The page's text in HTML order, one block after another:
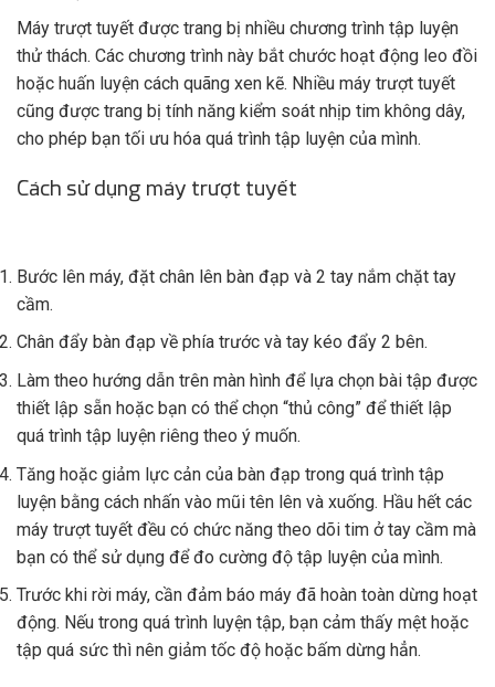
Máy trượt tuyết được trang bị nhiều chương trình tập luyện
thử thách. Các chương trình này bắt chước hoạt động leo đồi
hoặc huấn luyện cách quãng xen kẽ. Nhiều máy trượt tuyết
cũng được trang bị tính năng kiểm soát nhịp tim không dây,
cho phép bạn tối ưu hóa quá trình tập luyện của mình.
Cách sử dụng máy trượt tuyết
Bước lên máy, đặt chân lên bàn đạp và 2 tay nắm chặt tay
cầm.
Chân đẩy bàn đạp về phía trước và tay kéo đẩy 2 bên.
Làm theo hướng dẫn trên màn hình để lựa chọn bài tập được
thiết lập sẵn hoặc bạn có thể chọn “thủ công” để thiết lập
quá trình tập luyện riêng theo ý muốn.
Tăng hoặc giảm lực cản của bàn đạp trong quá trình tập
luyện bằng cách nhấn vào mũi tên lên và xuống. Hầu hết các
máy trượt tuyết đều có chức năng theo dõi tim ở tay cầm mà
bạn có thể sử dụng để đo cường độ tập luyện của mình.
Trước khi rời máy, cần đảm báo máy đã hoàn toàn dừng hoạt
động. Nếu trong quá trình luyện tập, bạn cảm thấy mệt hoặc
tập quá sức thì nên giảm tốc độ hoặc bấm dừng hẳn.